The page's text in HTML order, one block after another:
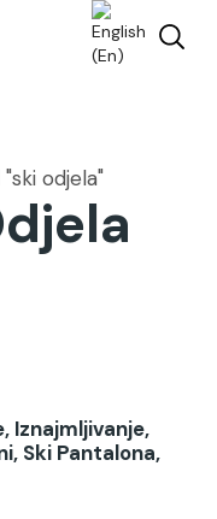
odjela"
Iznajmljivanje,
Ski Pantalona,